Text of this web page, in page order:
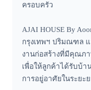
ครอบครัว
AJAI HOUSE By
กรุงเทพฯ ปริมณฑล
งานก่อสร้างที่มีคุณภ
เพื่อให้ลูกค้าได้รับบ้
การอยู่อาศัยในระยะ